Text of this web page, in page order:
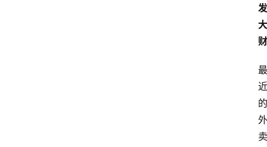
发
大
财
最
近
的
外
卖